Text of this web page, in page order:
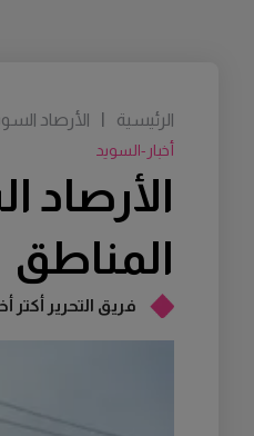
فريق التحرير أكتر
المناطق
أخبار-السويد
الرئيسية | الأرصاد